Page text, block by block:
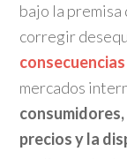
bajo la
corregir
mercados
precios y la